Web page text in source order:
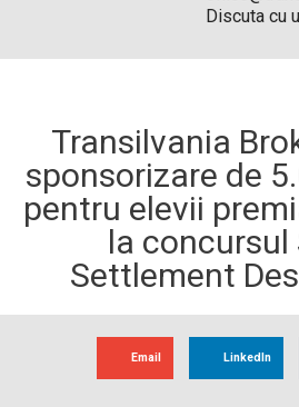
Discuta cu
Transilvania
sponsorizare de
pentru elevii
la concursul
Settlement
Email LinkedIn